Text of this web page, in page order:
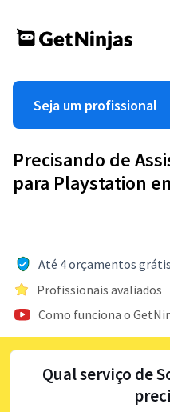
Seja um profissional
Precisando de
para Playstation
Até 4 orçamentos
Profissionais avaliados
Como funciona o
Qual serviço de